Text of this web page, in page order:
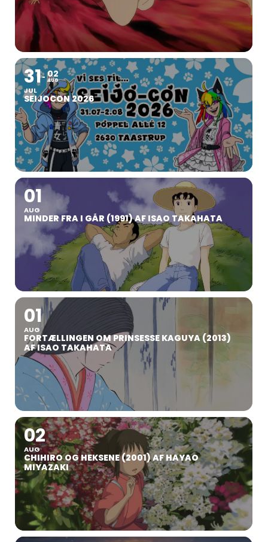
31
JUL
02
AUG
SEIJOCON 2026
01
AUG
MINDER FRA I GÅR (1991) AF ISAO TAKAHATA
01
AUG
FORTÆLLINGEN OM PRINSESSE KAGUYA (2013)
AF ISAO TAKAHATA
02
AUG
CHIHIRO OG HEKSENE (2001) AF HAYAO
MIYAZAKI